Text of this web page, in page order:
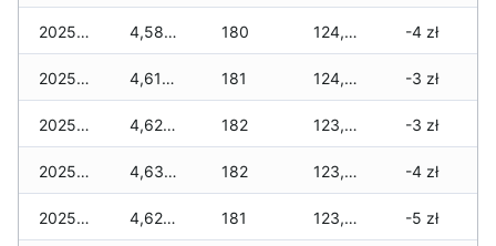
2025-12-14 4,588 zł 180 124,761 zł -4 zł
2025-12-13 4,618 zł 181 124,311 zł -3 zł
2025-12-12 4,626 zł 182 123,967 zł -3 zł
2025-12-11 4,634 zł 182 123,867 zł -4 zł
2025-12-10 4,620 zł 181 123,673 zł -5 zł